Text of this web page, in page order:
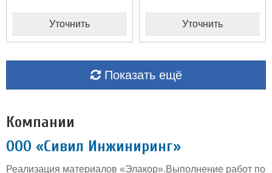
Уточнить Уточнить
Показать ещё
Компании
ООО «Сивил Инжиниринг»
Реализация материалов «Элакор».Выполнение работ по